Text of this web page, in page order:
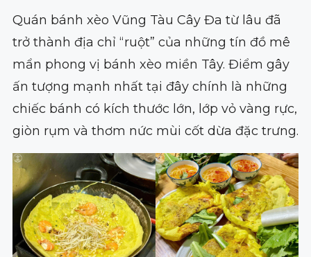
Quán bánh xèo Vũng Tàu Cây Đa từ lâu đã
trở thành địa chỉ “ruột” của những tín đồ mê
mẩn phong vị bánh xèo miền Tây. Điểm gây
ấn tượng mạnh nhất tại đây chính là những
chiếc bánh có kích thước lớn, lớp vỏ vàng rực,
giòn rụm và thơm nức mùi cốt dừa đặc trưng.